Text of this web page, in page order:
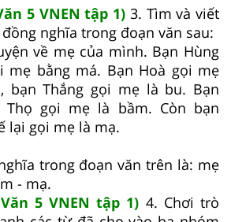
5 VNEN tập 1) 3. Tìm và viết
nghĩa trong đoạn văn sau:
về mẹ của mình. Bạn Hùng
mẹ bằng má. Bạn Hoà gọi mẹ
bạn Thắng gọi mẹ là bu. Bạn
Thọ gọi mẹ là bầm. Còn bạn
lại gọi mẹ là mạ.
trong đoạn văn trên là: mẹ
- mạ.
5 VNEN tập 1) 4. Chơi trò